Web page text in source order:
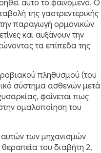
αυτό το φαινόμενο. Ο
της γαστρεντερικής
παραγωγή ορμονικών
και αυξάνουν την
τα επίπεδα της
πληθυσμού (του
σύστημα ασθενών μετά
φαίνεται πως
ομαλοποίηση του
των μηχανισμών
θεραπεία του διαβήτη 2,